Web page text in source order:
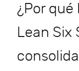
¿Por
Lean Six